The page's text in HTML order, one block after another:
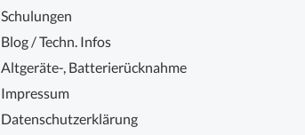
Schulungen
Blog / Techn. Infos
Altgeräte-, Batterierücknahme
Impressum
Datenschutzerklärung